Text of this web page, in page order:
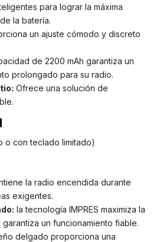
para lograr la máxima
la batería.
un ajuste cómodo y discreto
de 2200 mAh garantiza un
prolongado para su radio.
Ofrece una solución de
o con teclado limitado)
la radio encendida durante
exigentes.
la tecnología IMPRES maximiza la
un funcionamiento fiable.
delgado proporciona una